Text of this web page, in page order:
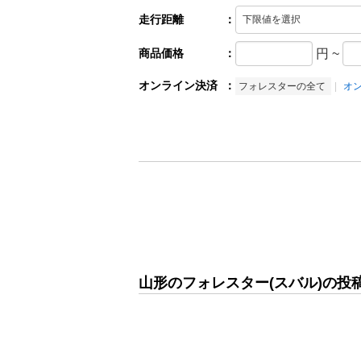
走行距離 ：
商品価格 ： 円 ~
オンライン決済 ： フォレスターの全て オ
山形のフォレスター(スバル)の投